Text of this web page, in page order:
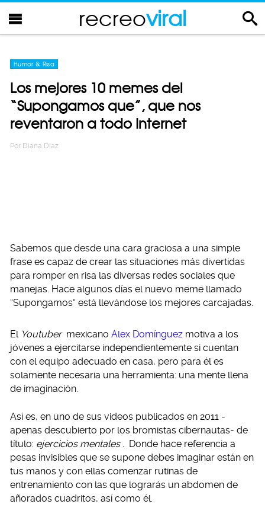
recreoviral
Humor & Risa
Los mejores 10 memes del
“Supongamos que”, que nos
reventaron a todo Internet
Por Diana Diaz
Sabemos que desde una cara graciosa a una simple
frase es capaz de crear las situaciones más divertidas
para romper en risa las diversas redes sociales que
manejas. Hace algunos días el nuevo meme llamado
“Supongamos” está llevándose los mejores carcajadas.
El Youtuber mexicano Alex Domínguezmotiva a los
jóvenes a ejercitarse independientemente si cuentan
con el equipo adecuado en casa, pero para él es
solamente necesaria una herramienta: una mente llena
de imaginación.
Así es, en uno de sus videos publicados en 2011 -
apenas descubierto por los bromistas cibernautas- de
título: ejercicios mentales . Donde hace referencia a
pesas invisibles que se supone debes imaginar están en
tus manos y con ellas comenzar rutinas de
entrenamiento con las que lograrás un abdomen de
añorados cuadritos, así como él.